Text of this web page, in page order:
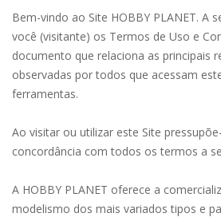
Bem-vindo ao Site HOBBY PLANET. A
você (visitante) os Termos de Uso e
documento que relaciona as principais
observadas por todos que acessam
ferramentas.
Ao visitar ou utilizar este Site
concordância com todos os termos a
A HOBBY PLANET oferece a
modelismo dos mais variados tipos e